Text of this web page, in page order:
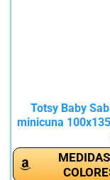
Totsy Baby
minicuna